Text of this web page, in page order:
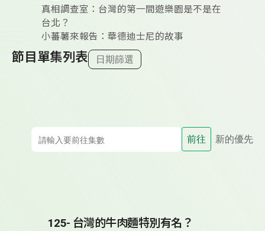
真相調查室：台灣的第一間遊樂園是不是在
台北？
小蕃薯來報告：華德迪士尼的故事
節目單集列表 日期篩選
前往 新的優先
125- 台灣的牛肉麵特別有名？